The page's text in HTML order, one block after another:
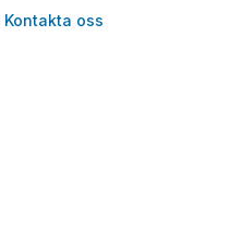
Kontakta oss